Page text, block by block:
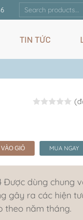
Search
for:
TIN TỨC
GIỎ MUA NGAY
Được dùng chung
gây ra các hiện
theo năm tháng.